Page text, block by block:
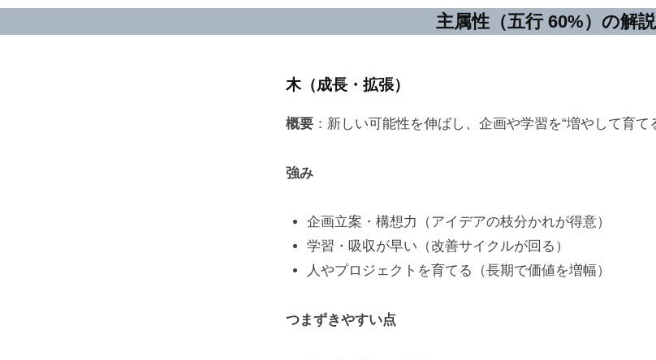
結
果
の
主属性（五行 60%）の解説
木（成長・拡張）
概要 ：新しい可能性を伸ばし、企画や学習を“増やして育て
強み
企画立案・構想力（アイデアの枝分かれが得意）
学習・吸収が早い（改善サイクルが回る）
人やプロジェクトを育てる（長期で価値を増幅）
つまずきやすい点